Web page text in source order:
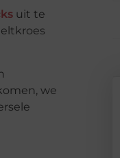
uit te
we